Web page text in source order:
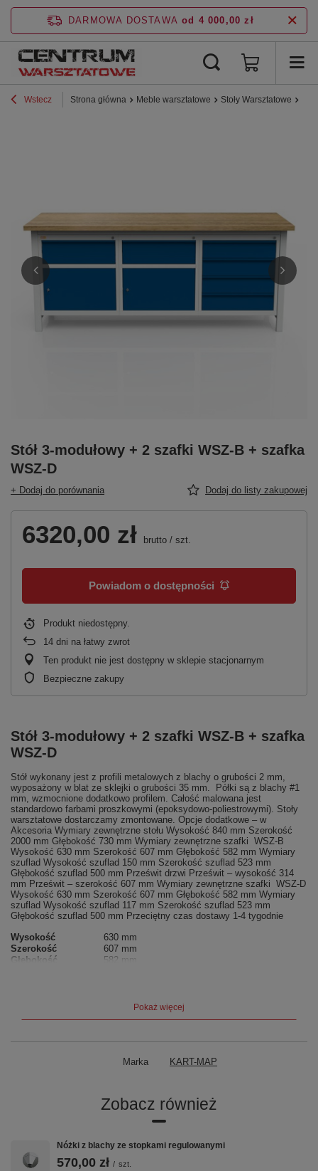
DARMOWA DOSTAWA od 4 000,00 zł
Wstecz Strona główna Meble warsztatowe Stoły Warsztatowe
Stół 3-modułowy + 2 szafki WSZ-B + szafka
WSZ-D
+ Dodaj do porównania Dodaj do listy zakupowej
6320,00 zł brutto / szt.
Powiadom o dostępności
Produkt niedostępny
14 dni na łatwy zwrot
Ten produkt nie jest dostępny w sklepie stacjonarnym
Bezpieczne zakupy
Stół 3-modułowy + 2 szafki WSZ-B + szafka
WSZ-D
Stół wykonany jest z profili metalowych z blachy o grubości 2 mm,
wyposażony w blat ze sklejki o grubości 35 mm. Półki są z blachy #1
mm, wzmocnione dodatkowo profilem. Całość malowana jest
standardowo farbami proszkowymi (epoksydowo-poliestrowymi). Stoły
warsztatowe dostarczamy zmontowane. Opcje dodatkowe – w
Akcesoria Wymiary zewnętrzne stołu Wysokość 840 mm Szerokość
2000 mm Głębokość 730 mm Wymiary zewnętrzne szafki WSZ-B
Wysokość 630 mm Szerokość 607 mm Głębokość 582 mm Wymiary
szuflad Wysokość szuflad 150 mm Szerokość szuflad 523 mm
Głębokość szuflad 500 mm Prześwit drzwi Prześwit – wysokość 314
mm Prześwit – szerokość 607 mm Wymiary zewnętrzne szafki WSZ-D
Wysokość 630 mm Szerokość 607 mm Głębokość 582 mm Wymiary
szuflad Wysokość szuflad 117 mm Szerokość szuflad 523 mm
Głębokość szuflad 500 mm Przeciętny czas dostawy 1-4 tygodnie
Wysokość
630 mm
Szerokość
607 mm
Głębokość
582 mm
314 mmPokaż więcej
Marka KART-MAP
Zobacz również
Nóżki z blachy ze stopkami regulowanymi
570,00 zł / szt.